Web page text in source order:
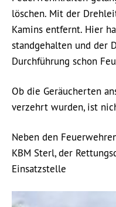
löschen. Mit der
Kamins entfernt. Hier
standgehalten und der
Durchführung schon
Ob die Geräucherten
verzehrt wurden, ist
Neben den
KBM Sterl, der
Einsatzstelle